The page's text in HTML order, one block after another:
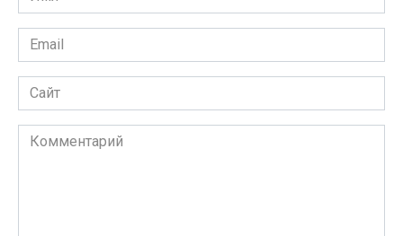
*
Email
*
Сайт
Комментарий